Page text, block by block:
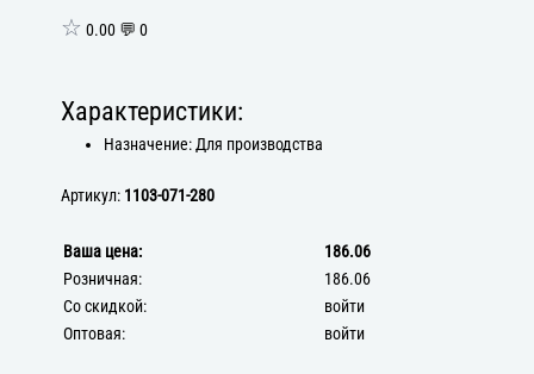
☆ 0.00 💬 0
Характеристики:
Назначение: Для производства
Артикул: 1103-071-280
Ваша цена:
186.06
Розничная:
186.06
Со скидкой:
войти
Оптовая:
войти